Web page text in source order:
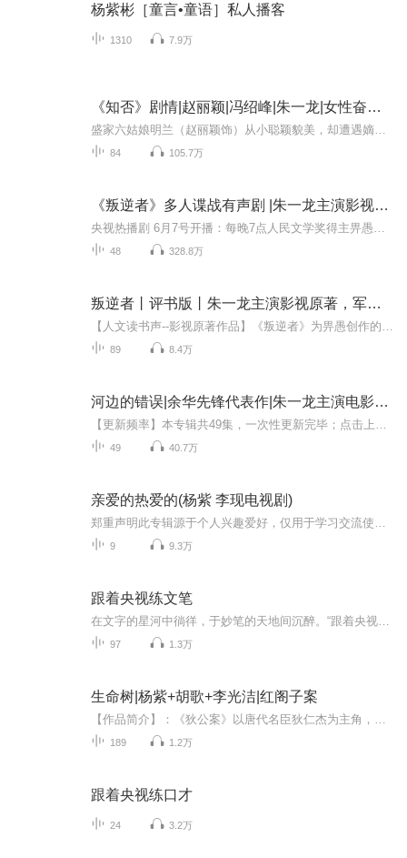
杨紫彬［童言•童语］私人播客
1310 7.9万
《知否》剧情|赵丽颖|冯绍峰|朱一龙|女性奋斗传奇
84 105.7万
《叛逆者》多人谍战有声剧 |朱一龙主演影视原著
48 328.8万
叛逆者丨评书版丨朱一龙主演影视原著，军事谍战小说
89 8.4万
河边的错误|余华先锋代表作|朱一龙主演电影小说原著
49 40.7万
亲爱的热爱的(杨紫 李现电视剧)
9 9.3万
跟着央视练文笔
97 1.3万
生命树|杨紫+胡歌+李光洁|红阁子案
189 1.2万
跟着央视练口才
24 3.2万